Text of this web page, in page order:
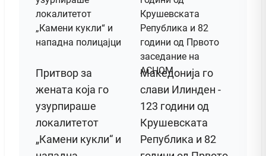
Притвор за
жената која го
узурпираше
локалитетот
„Камени кукли“ и
Македонија го
слави Илинден -
123 години од
Крушевската
Република и 82